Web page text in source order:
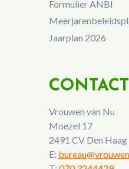
Formulier ANBI
Jaarplan 2026
CONTACT
Vrouwen van Nu
Moezel 17
2491 CV Den Haag
E: